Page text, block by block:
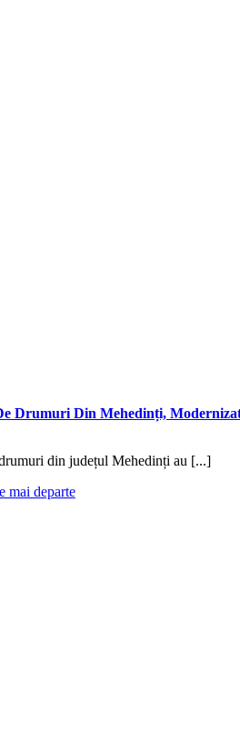
Drumuri Din Mehedinți,
din județul Mehedinți au [...]
mai departe